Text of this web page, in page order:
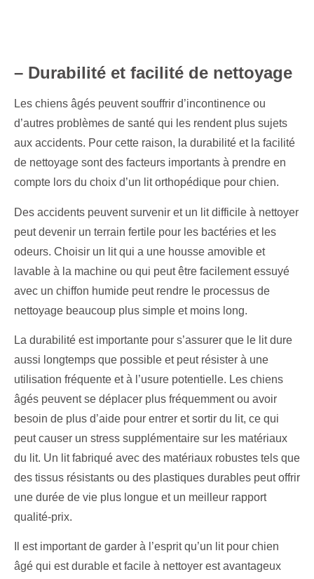
– Durabilité et facilité de nettoyage
Les chiens âgés peuvent souffrir d’incontinence ou
d’autres problèmes de santé qui les rendent plus sujets
aux accidents. Pour cette raison, la durabilité et la facilité
de nettoyage sont des facteurs importants à prendre en
compte lors du choix d’un lit orthopédique pour chien.
Des accidents peuvent survenir et un lit difficile à nettoyer
peut devenir un terrain fertile pour les bactéries et les
odeurs. Choisir un lit qui a une housse amovible et
lavable à la machine ou qui peut être facilement essuyé
avec un chiffon humide peut rendre le processus de
nettoyage beaucoup plus simple et moins long.
La durabilité est importante pour s’assurer que le lit dure
aussi longtemps que possible et peut résister à une
utilisation fréquente et à l’usure potentielle. Les chiens
âgés peuvent se déplacer plus fréquemment ou avoir
besoin de plus d’aide pour entrer et sortir du lit, ce qui
peut causer un stress supplémentaire sur les matériaux
du lit. Un lit fabriqué avec des matériaux robustes tels que
des tissus résistants ou des plastiques durables peut offrir
une durée de vie plus longue et un meilleur rapport
qualité-prix.
Il est important de garder à l’esprit qu’un lit pour chien
âgé qui est durable et facile à nettoyer est avantageux